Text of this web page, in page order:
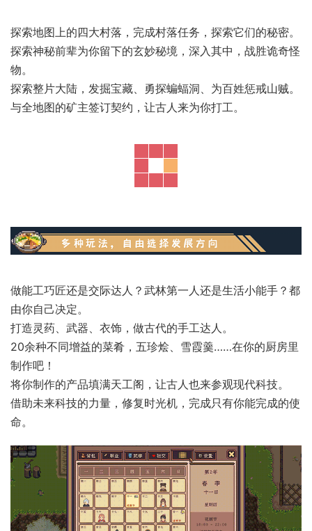
探索地图上的四大村落，完成村落任务，探索它们的秘密。
探索神秘前辈为你留下的玄妙秘境，深入其中，战胜诡奇怪
物。
探索整片大陆，发掘宝藏、勇探蝙蝠洞、为百姓惩戒山贼。
与全地图的矿主签订契约，让古人来为你打工。
做能工巧匠还是交际达人？武林第一人还是生活小能手？都
由你自己决定。
打造灵药、武器、衣饰，做古代的手工达人。
20余种不同增益的菜肴，五珍烩、雪霞羹……在你的厨房里
制作吧！
将你制作的产品填满天工阁，让古人也来参观现代科技。
借助未来科技的力量，修复时光机，完成只有你能完成的使
命。